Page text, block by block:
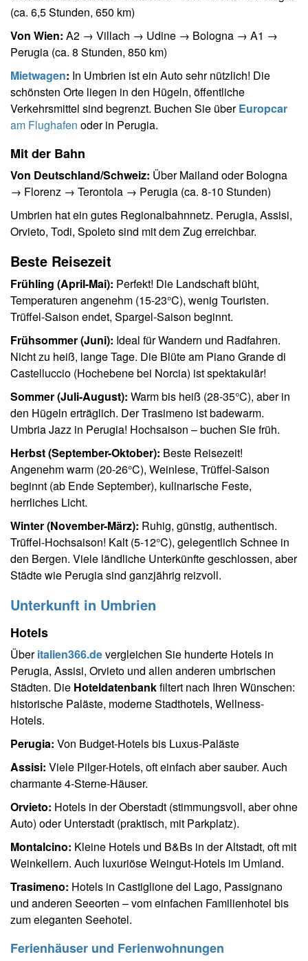
(ca. 6,5 Stunden, 650 km)
Von Wien: A2 → Villach → Udine → Bologna → A1 →
Perugia (ca. 8 Stunden, 850 km)
Mietwagen: In Umbrien ist ein Auto sehr nützlich! Die
schönsten Orte liegen in den Hügeln, öffentliche
Verkehrsmittel sind begrenzt. Buchen Sie überEuropcar
am Flughafen oder in Perugia.
Mit der Bahn
Von Deutschland/Schweiz: Über Mailand oder Bologna
→ Florenz → Terontola → Perugia (ca. 8-10 Stunden)
Umbrien hat ein gutes Regionalbahnnetz. Perugia, Assisi,
Orvieto, Todi, Spoleto sind mit dem Zug erreichbar.
Beste Reisezeit
Frühling (April-Mai): Perfekt! Die Landschaft blüht,
Temperaturen angenehm (15-23°C), wenig Touristen.
Trüffel-Saison endet, Spargel-Saison beginnt.
Frühsommer (Juni): Ideal für Wandern und Radfahren.
Nicht zu heiß, lange Tage. Die Blüte am Piano Grande di
Castelluccio (Hochebene bei Norcia) ist spektakulär!
Sommer (Juli-August): Warm bis heiß (28-35°C), aber in
den Hügeln erträglich. Der Trasimeno ist badewarm.
Umbria Jazz in Perugia! Hochsaison – buchen Sie früh.
Herbst (September-Oktober): Beste Reisezeit!
Angenehm warm (20-26°C), Weinlese, Trüffel-Saison
beginnt (ab Ende September), kulinarische Feste,
herrliches Licht.
Winter (November-März): Ruhig, günstig, authentisch.
Trüffel-Hochsaison! Kalt (5-12°C), gelegentlich Schnee in
den Bergen. Viele ländliche Unterkünfte geschlossen, aber
Städte wie Perugia sind ganzjährig reizvoll.
Unterkunft in Umbrien
Hotels
Überitalien366.devergleichen Sie hunderte Hotels in
Perugia, Assisi, Orvieto und allen anderen umbrischen
Städten. Die Hoteldatenbankfiltert nach Ihren Wünschen:
historische Paläste, moderne Stadthotels, Wellness-
Hotels.
Perugia: Von Budget-Hotels bis Luxus-Paläste
Assisi: Viele Pilger-Hotels, oft einfach aber sauber. Auch
charmante 4-Sterne-Häuser.
Orvieto: Hotels in der Oberstadt (stimmungsvoll, aber ohne
Auto) oder Unterstadt (praktisch, mit Parkplatz).
Montalcino: Kleine Hotels und B&Bs in der Altstadt, oft mit
Weinkellern. Auch luxuriöse Weingut-Hotels im Umland.
Trasimeno: Hotels in Castiglione del Lago, Passignano
und anderen Seeorten – vom einfachen Familienhotel bis
zum eleganten Seehotel.
Ferienhäuser und Ferienwohnungen